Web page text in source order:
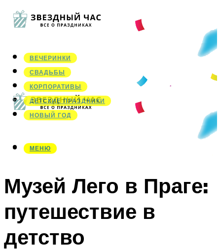
ВЕЧЕРИНКИ
СВАДЬБЫ
КОРПОРАТИВЫ
ДЕТСКИЕ ПРАЗДНИКИ
НОВЫЙ ГОД
МЕНЮ
МЕНЮ
Музей Лего в Праге:
путешествие в
детство